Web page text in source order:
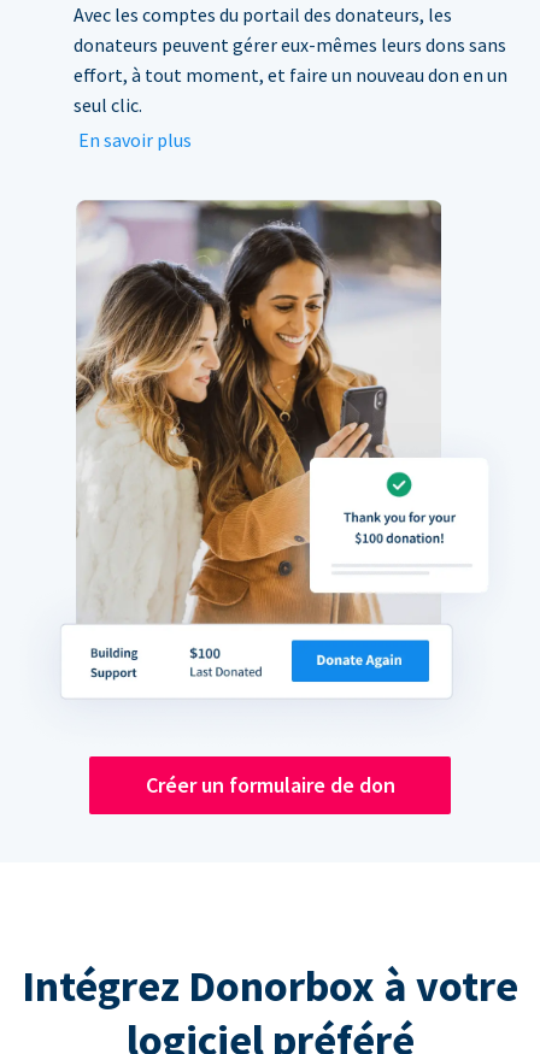
Avec les comptes du portail des donateurs, les
donateurs peuvent gérer eux-mêmes leurs dons sans
effort, à tout moment, et faire un nouveau don en un
seul clic.
En savoir plus
Créer un formulaire de don
Intégrez Donorbox à votre
logiciel préféré